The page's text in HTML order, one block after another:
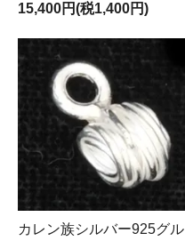
15,400円(税1,400円)
カレン族シルバー925グル